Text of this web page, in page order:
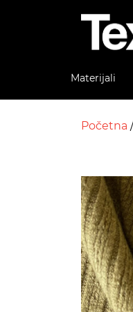
Materijali
Početna